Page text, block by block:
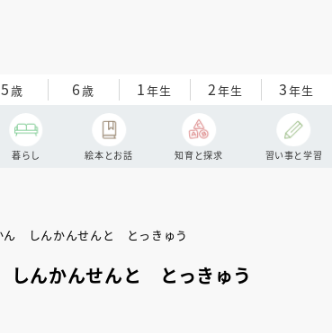
5歳 6歳 1年生 2年生 3年生
暮らし 絵本とお話 知育と探求 習い事と学習
んかんせんと とっきゅう